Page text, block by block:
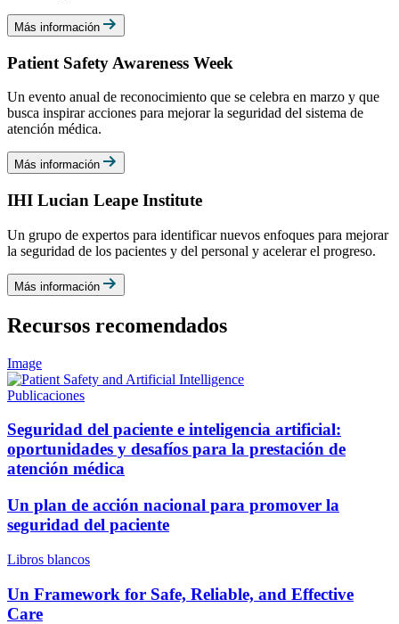
Más información
Patient Safety Awareness Week
Un evento anual de reconocimiento que se celebra en marzo y que
busca inspirar acciones para mejorar la seguridad del sistema de
atención médica.
Más información
IHI Lucian Leape Institute
Un grupo de expertos para identificar nuevos enfoques para mejorar
la seguridad de los pacientes y del personal y acelerar el progreso.
Más información
Recursos recomendados
Image
Publicaciones
Seguridad del paciente e inteligencia artificial:
oportunidades y desafíos para la prestación de
atención médica
Un plan de acción nacional para promover la
seguridad del paciente
Libros blancos
Un Framework for Safe, Reliable, and Effective
Care